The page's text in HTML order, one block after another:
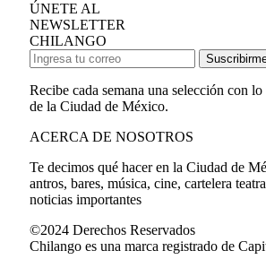
ÚNETE AL
NEWSLETTER
CHILANGO
Recibe cada semana una selección con
de la Ciudad de México.
ACERCA DE NOSOTROS
Te decimos qué hacer en la Ciudad de
antros, bares, música, cine, cartelera
noticias importantes
©2024 Derechos Reservados
Chilango es una marca registrado de